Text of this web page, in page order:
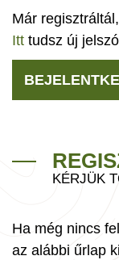
Már
Itt tudsz új
KÉRJÜK
Ha még nincs
az alábbi űrlap